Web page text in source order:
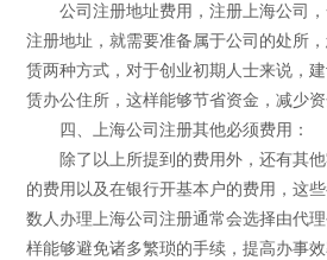
公司注册地址费用，注册上海公司，
注册地址，就需要准备属于公司的处所
赁两种方式，对于创业初期人士来说，
赁办公住所，这样能够节省资金，减少资
四、上海公司注册其他必须费用：
除了以上所提到的费用外，还有其他
的费用以及在银行开基本户的费用，这
数人办理上海公司注册通常会选择由代
样能够避免诸多繁琐的手续，提高办事